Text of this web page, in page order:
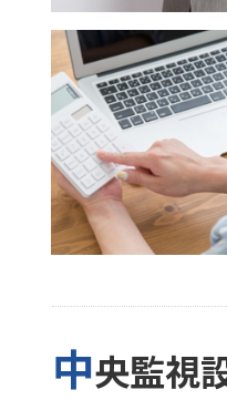
中央監視